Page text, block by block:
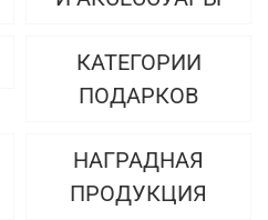
КАТЕГОРИИ
ПОДАРКОВ
НАГРАДНАЯ
ПРОДУКЦИЯ